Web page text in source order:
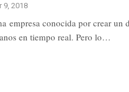
9, 2018
empresa conocida por crear un
en tiempo real. Pero lo…